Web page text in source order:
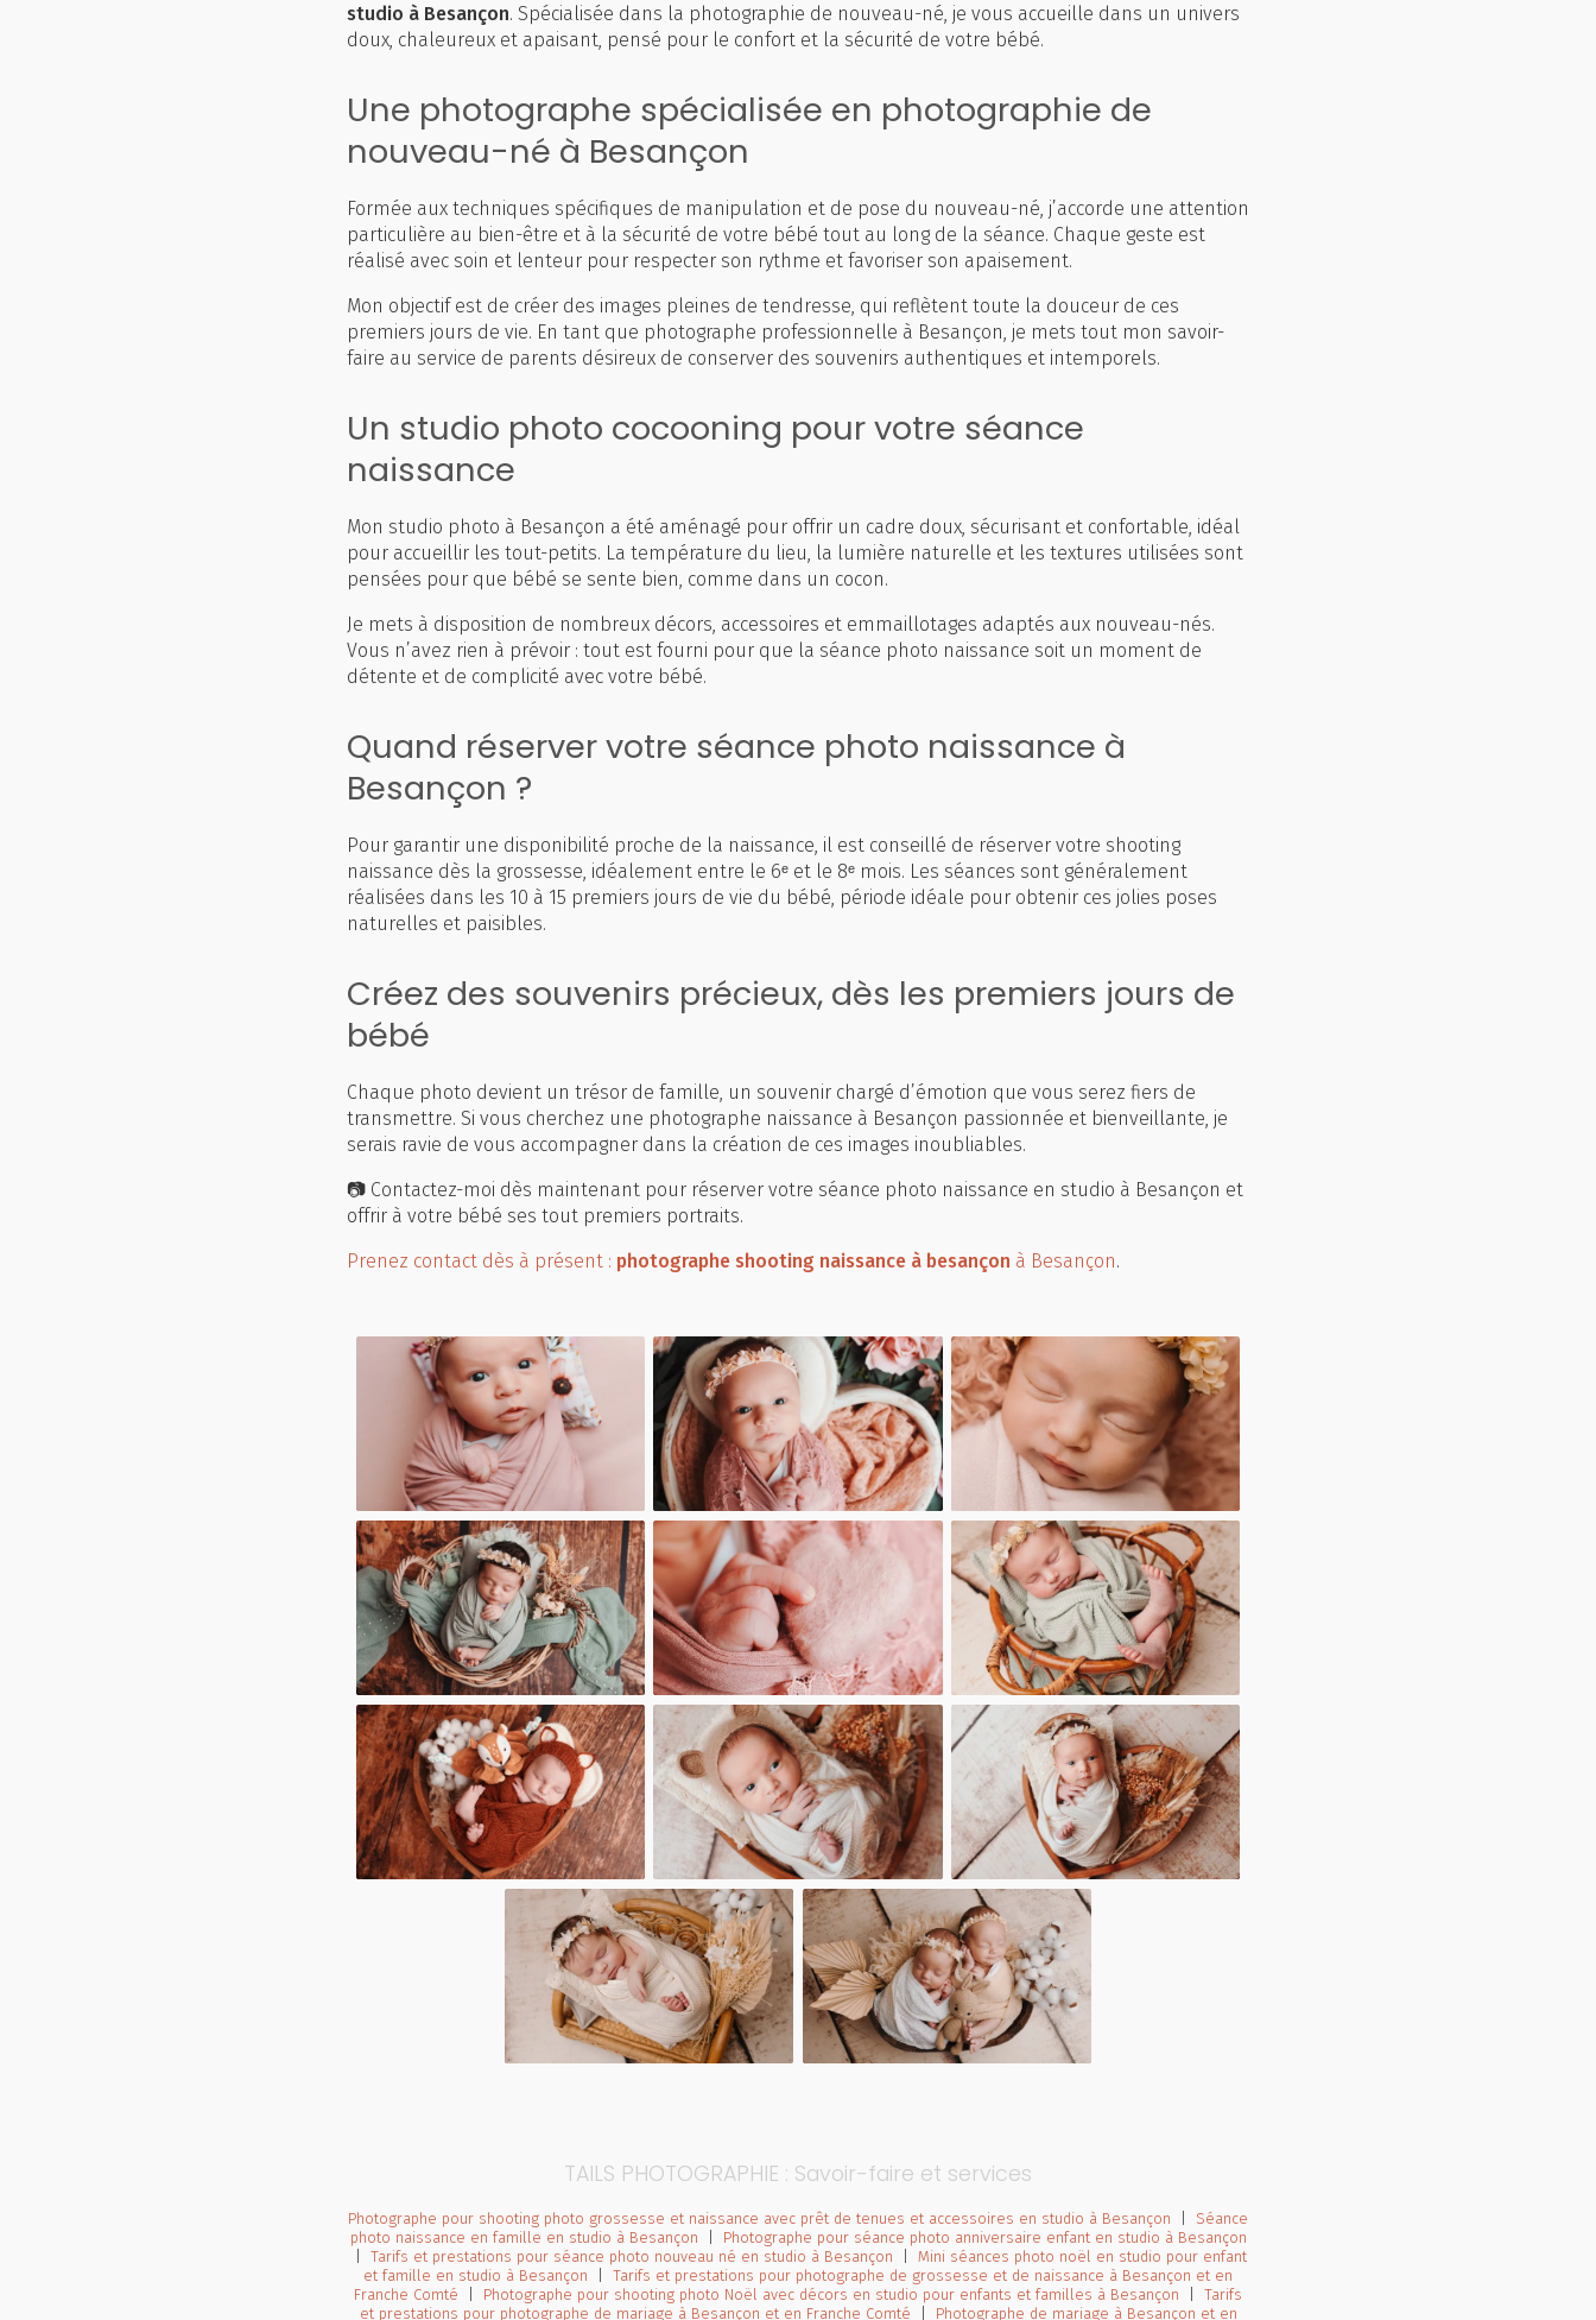
studio à Besançon. Spécialisée dans la photographie de nouveau-né, je vous accueille dans un univers
doux, chaleureux et apaisant, pensé pour le confort et la sécurité de votre bébé.
Une photographe spécialisée en photographie de
nouveau-né à Besançon
Formée aux techniques spécifiques de manipulation et de pose du nouveau-né, j’accorde une attention
particulière au bien-être et à la sécurité de votre bébé tout au long de la séance. Chaque geste est
réalisé avec soin et lenteur pour respecter son rythme et favoriser son apaisement.
Mon objectif est de créer des images pleines de tendresse, qui reflètent toute la douceur de ces
premiers jours de vie. En tant que photographe professionnelle à Besançon, je mets tout mon savoir-
faire au service de parents désireux de conserver des souvenirs authentiques et intemporels.
Un studio photo cocooning pour votre séance
naissance
Mon studio photo à Besançon a été aménagé pour offrir un cadre doux, sécurisant et confortable, idéal
pour accueillir les tout-petits. La température du lieu, la lumière naturelle et les textures utilisées sont
pensées pour que bébé se sente bien, comme dans un cocon.
Je mets à disposition de nombreux décors, accessoires et emmaillotages adaptés aux nouveau-nés.
Vous n’avez rien à prévoir : tout est fourni pour que la séance photo naissance soit un moment de
détente et de complicité avec votre bébé.
Quand réserver votre séance photo naissance à
Besançon ?
Pour garantir une disponibilité proche de la naissance, il est conseillé de réserver votre shooting
naissance dès la grossesse, idéalement entre le 6ᵉ et le 8ᵉ mois. Les séances sont généralement
réalisées dans les 10 à 15 premiers jours de vie du bébé, période idéale pour obtenir ces jolies poses
naturelles et paisibles.
Créez des souvenirs précieux, dès les premiers jours de
bébé
Chaque photo devient un trésor de famille, un souvenir chargé d’émotion que vous serez fiers de
transmettre. Si vous cherchez une photographe naissance à Besançon passionnée et bienveillante, je
serais ravie de vous accompagner dans la création de ces images inoubliables.
📷 Contactez-moi dès maintenant pour réserver votre séance photo naissance en studio à Besançon et
offrir à votre bébé ses tout premiers portraits.
Prenez contact dès à présent : photographe shooting naissance à besançon à Besançon.
TAILS PHOTOGRAPHIE : Savoir-faire et services
Photographe pour shooting photo grossesse et naissance avec prêt de tenues et accessoires en studio à Besançon
Séance
photo naissance en famille en studio à Besançon
Photographe pour séance photo anniversaire enfant en studio à Besançon
Tarifs et prestations pour séance photo nouveau né en studio à Besançon
Mini séances photo noël en studio pour enfant
et famille en studio à Besançon
Tarifs et prestations pour photographe de grossesse et de naissance à Besançon et en
Franche Comté
Photographe pour shooting photo Noël avec décors en studio pour enfants et familles à Besançon
Tarifs
et prestations pour photographe de mariage à Besançon et en Franche Comté
Photographe de mariage à Besançon et en